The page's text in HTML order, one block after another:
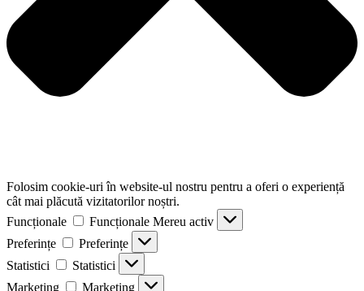
Folosim cookie-uri în website-ul nostru pentru a oferi o experiență
cât mai plăcută vizitatorilor noștri.
Funcționale
Funcționale Mereu activ
Preferințe
Preferințe
Statistici
Statistici
Marketing
Marketing